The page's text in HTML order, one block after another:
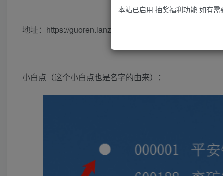
地址：https://guoren.lanzouo.com/iXT3a0slnxkb
小白点（这个小白点也是名字的由来）：
本站已启用 抽奖福利功能 如有需